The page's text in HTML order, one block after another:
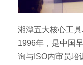
湘潭五大核心工
1996年，是中国
询与ISO内审员培